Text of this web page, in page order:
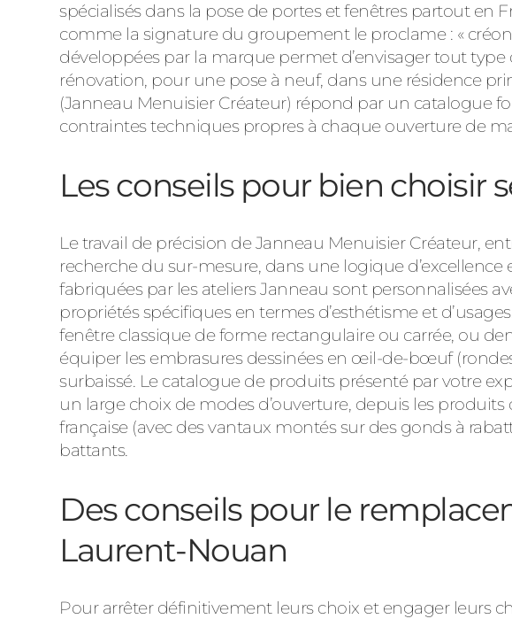
spécialisés dans la pose de portes et fenêtres partout en
comme la signature du groupement le proclame : «
développées par la marque permet d’envisager tout
rénovation, pour une pose à neuf, dans une résidence
(Janneau Menuisier Créateur) répond par un catalogue
contraintes techniques propres à chaque ouverture de
Les conseils pour bien choisir
Le travail de précision de Janneau Menuisier Créateur,
recherche du sur-mesure, dans une logique
fabriquées par les ateliers Janneau sont personnalisées
propriétés spécifiques en termes d’esthétisme et
fenêtre classique de forme rectangulaire ou carrée, ou
équiper les embrasures dessinées en œil-de-bœuf
surbaissé. Le catalogue de produits présenté par votre
un large choix de modes d’ouverture, depuis les produits
française (avec des vantaux montés sur des gonds à
battants.
Des conseils pour le
Laurent-Nouan
Pour arrêter définitivement leurs choix et engager leurs